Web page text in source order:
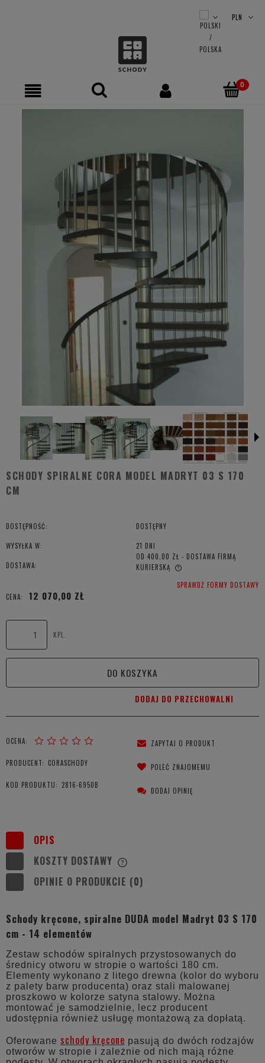
SCHODY SPIRALNE CORA MODEL MADRYT 03 S 170
CM
DOSTĘPNOŚĆ: DOSTĘPNY
WYSYŁKA W: 21 DNI
DOSTAWA:
OD 400,00 ZŁ - DOSTAWA FIRMĄ
KURIERSKĄ
CENA NIE ZAWIERA EWENTUALNYCH KOSZTÓW PŁATNOŚCISPRAWDŹ FORMY DOSTAWY
CENA:
12 070,00 ZŁ
KPL.
DO KOSZYKA
DODAJ DO PRZECHOWALNI
OCENA:
PRODUCENT: CORASCHODY
KOD PRODUKTU: 2816-6950B
ZAPYTAJ O PRODUKT
POLEĆ ZNAJOMEMU
DODAJ OPINIĘ
OPIS
KOSZTY DOSTAWY
KOSZTÓW PŁATNOŚCI
OPINIE O PRODUKCIE (0)
Schody kręcone, spiralne DUDA model Madryt 03 S 170
cm - 14 elementów
Zestaw schodów spiralnych przystosowanych do
średnicy otworu w stropie o wartości 180 cm.
Elementy wykonano z litego drewna (kolor do wyboru
z palety barw producenta) oraz stali malowanej
proszkowo w kolorze satyna stalowy. Można
montować je samodzielnie, lecz producent
udostępnia również usługę montażową za dopłatą.
Oferowane schody kręcone pasują do dwóch rodzajów
otworów w stropie i zależnie od nich mają różne